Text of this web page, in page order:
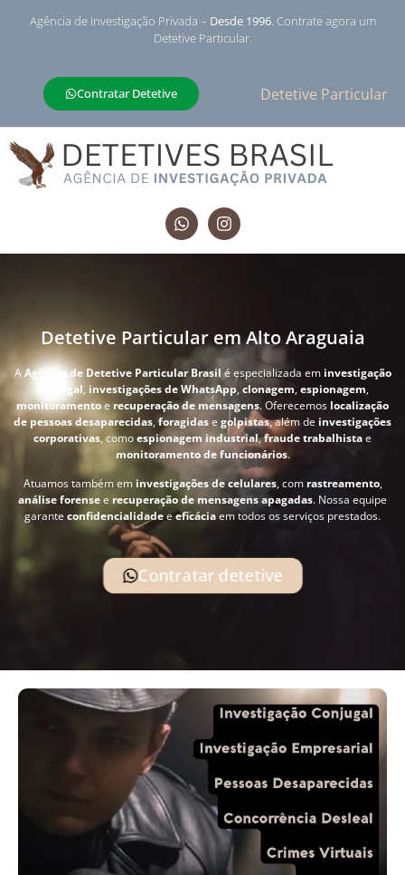
Agência de Investigação Privada – Desde 1996. Contrate agora um
Detetive Particular.
Contratar Detetive Detetive Particular
Detetive Particular em Alto Araguaia
AAgência de Detetive Particular Brasil é especializada em investigação
conjugal, investigações de WhatsApp, clonagem,espionagem,
monitoramentoe recuperação de mensagens. Oferecemos localização
de pessoas desaparecidas, foragidase golpistas, além de investigações
corporativas, comoespionagem industrial,fraude trabalhistae
monitoramento de funcionários.
Atuamos também em investigações de celulares, com rastreamento,
análise forensee recuperação de mensagens apagadas. Nossa equipe
garante confidencialidadeeeficáciaem todos os serviços prestados.
Contratar detetive